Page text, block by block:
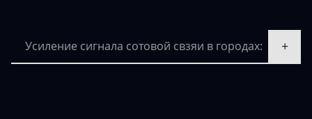
Усиление сигнала сотовой свзяи в городах: